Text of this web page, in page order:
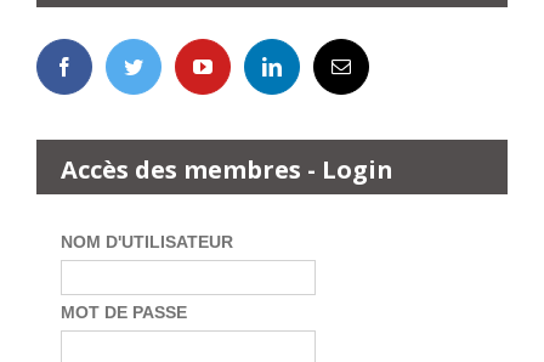
Accès des membres - Login
NOM D'UTILISATEUR
MOT DE PASSE